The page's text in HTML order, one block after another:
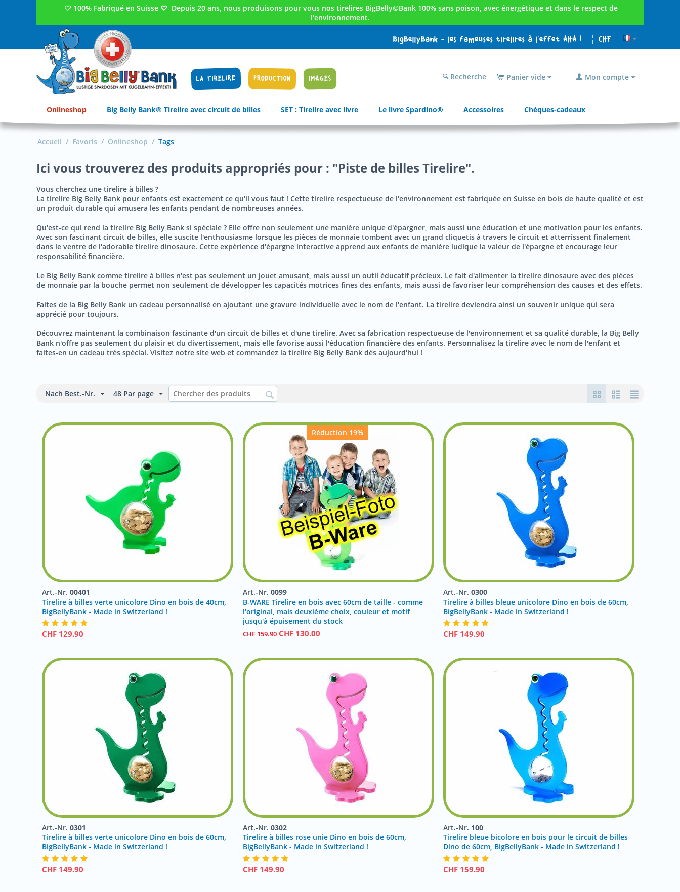
♡ 100% Fabriqué en Suisse ♡ Depuis 20 ans, nous produisons pour vous nos tirelires BigBelly©Bank 100% sans poison, avec énergétique et dans le respect de
l'environnement.
BigBellyBank - les fameuses tirelires à l'effet AHA ! ¦ CHF
LA TIRELIRE PRODUCTION IMAGES Mon compte
Panier vide
Recherche
Onlineshop Big Belly Bank® Tirelire avec circuit de billes SET : Tirelire avec livre Le livre Spardino® Accessoires Chèques-cadeaux
Accueil / Favoris / Onlineshop / Tags
Ici vous trouverez des produits appropriés pour : "Piste de billes Tirelire".
Vous cherchez une tirelire à billes ?
La tirelire Big Belly Bank pour enfants est exactement ce qu'il vous faut ! Cette tirelire respectueuse de l'environnement est fabriquée en Suisse en bois de haute qualité et est
un produit durable qui amusera les enfants pendant de nombreuses années.
Qu'est-ce qui rend la tirelire Big Belly Bank si spéciale ? Elle offre non seulement une manière unique d'épargner, mais aussi une éducation et une motivation pour les enfants.
Avec son fascinant circuit de billes, elle suscite l'enthousiasme lorsque les pièces de monnaie tombent avec un grand cliquetis à travers le circuit et atterrissent finalement
dans le ventre de l'adorable tirelire dinosaure. Cette expérience d'épargne interactive apprend aux enfants de manière ludique la valeur de l'épargne et encourage leur
responsabilité financière.
Le Big Belly Bank comme tirelire à billes n'est pas seulement un jouet amusant, mais aussi un outil éducatif précieux. Le fait d'alimenter la tirelire dinosaure avec des pièces
de monnaie par la bouche permet non seulement de développer les capacités motrices fines des enfants, mais aussi de favoriser leur compréhension des causes et des effets.
Faites de la Big Belly Bank un cadeau personnalisé en ajoutant une gravure individuelle avec le nom de l'enfant. La tirelire deviendra ainsi un souvenir unique qui sera
apprécié pour toujours.
Découvrez maintenant la combinaison fascinante d'un circuit de billes et d'une tirelire. Avec sa fabrication respectueuse de l'environnement et sa qualité durable, la Big Belly
Bank n'offre pas seulement du plaisir et du divertissement, mais elle favorise aussi l'éducation financière des enfants. Personnalisez la tirelire avec le nom de l'enfant et
faites-en un cadeau très spécial. Visitez notre site web et commandez la tirelire Big Belly Bank dès aujourd'hui !
Nach Best.-Nr. 48 Par page
Art.-Nr. 00401
Tirelire à billes verte unicolore Dino en bois de 40cm,
BigBellyBank - Made in Switzerland !
CHF 129.90
Réduction 19%
Art.-Nr. 0099
B-WARE Tirelire en bois avec 60cm de taille - comme
l'original, mais deuxième choix, couleur et motif
jusqu'à épuisement du stock
CHF159.90 CHF 130.00
Art.-Nr. 0300
Tirelire à billes bleue unicolore Dino en bois de 60cm,
BigBellyBank - Made in Switzerland !
CHF 149.90
Art.-Nr. 0301
Tirelire à billes verte unicolore Dino en bois de 60cm,
BigBellyBank - Made in Switzerland !
CHF 149.90
Art.-Nr. 0302
Tirelire à billes rose unie Dino en bois de 60cm,
BigBellyBank - Made in Switzerland !
CHF 149.90
Art.-Nr. 100
Tirelire bleue bicolore en bois pour le circuit de billes
Dino de 60cm, BigBellyBank - Made in Switzerland !
CHF 159.90